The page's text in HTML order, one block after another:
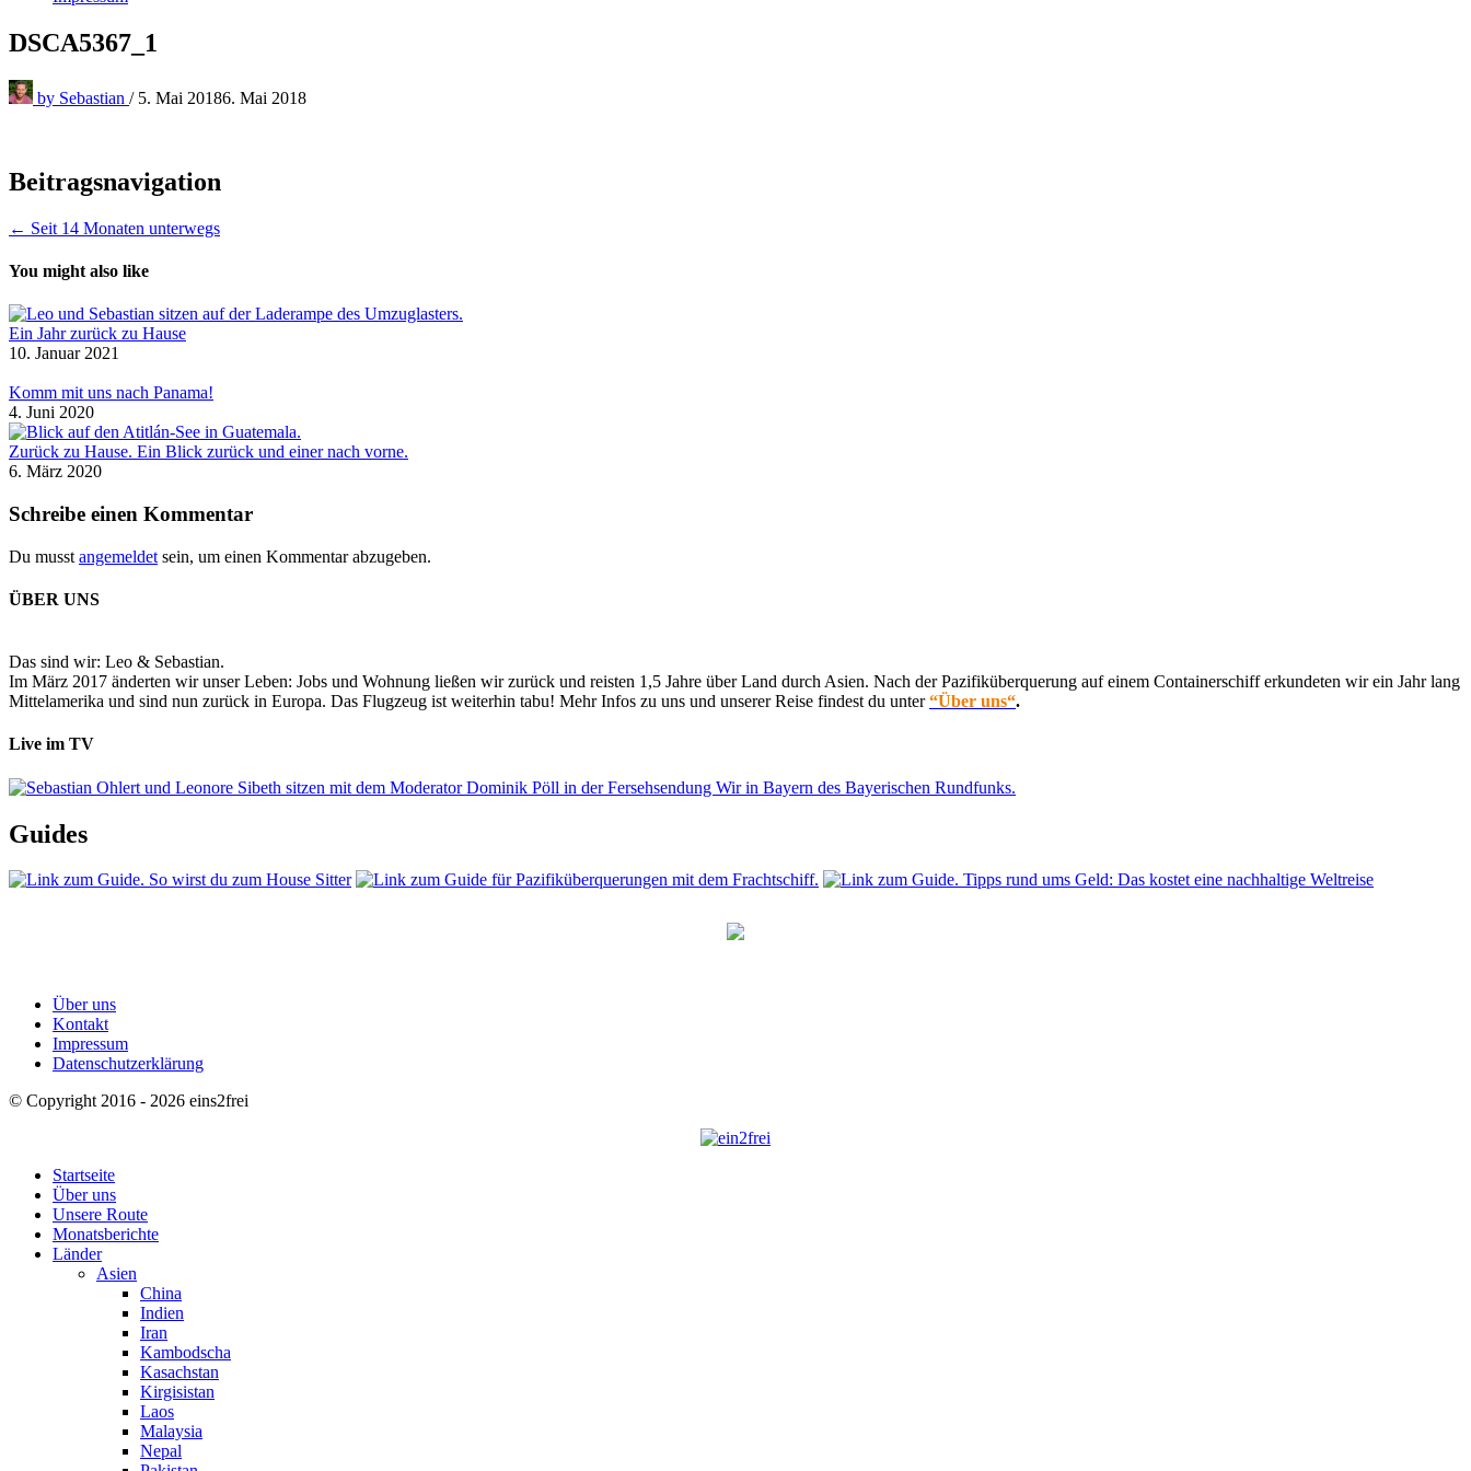
DSCA5367_1
by Sebastian / 5. Mai 20186. Mai 2018
Beitragsnavigation
← Seit 14 Monaten unterwegs
You might also like
Ein Jahr zurück zu Hause
10. Januar 2021
Komm mit uns nach Panama!
4. Juni 2020
Zurück zu Hause. Ein Blick zurück und einer nach vorne.
6. März 2020
Schreibe einen Kommentar
Du musst angemeldet sein, um einen Kommentar abzugeben.
ÜBER UNS
Das sind wir: Leo & Sebastian.
Im März 2017 änderten wir unser Leben: Jobs und Wohnung ließen wir zurück und reisten 1,5 Jahre über Land durch Asien. Nach der Pazifiküberquerung auf einem Containerschiff erkundeten wir ein Jahr lang
Mittelamerika und sind nun zurück in Europa. Das Flugzeug ist weiterhin tabu! Mehr Infos zu uns und unserer Reise findest du unter“Über uns“.
Live im TV
Guides
Über uns
Kontakt
Impressum
Datenschutzerklärung
© Copyright 2016 - 2026 eins2frei
Startseite
Über uns
Unsere Route
Monatsberichte
Länder
Asien
China
Indien
Iran
Kambodscha
Kasachstan
Kirgisistan
Laos
Malaysia
Nepal